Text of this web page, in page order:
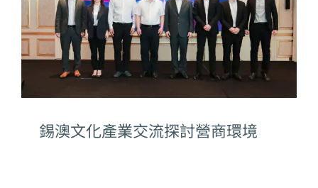
錫澳文化產業交流探討營商環境